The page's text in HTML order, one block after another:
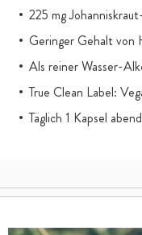
225 mg
Geringer Gehalt von
Als reiner Wasser-
True Clean Label:
Täglich 1 Kapsel